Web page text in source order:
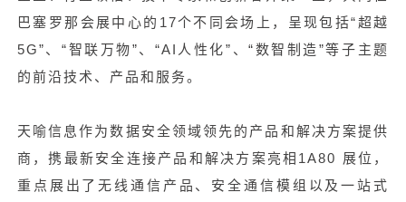
巴塞罗那会展中心的17个不同会场上，呈现包括“超越
5G”、“智联万物”、“AI人性化”、“数智制造”等子主题
的前沿技术、产品和服务。
天喻信息作为数据安全领域领先的产品和解决方案提供
商，携最新安全连接产品和解决方案亮相1A80 展位，
重点展出了无线通信产品、安全通信模组以及一站式